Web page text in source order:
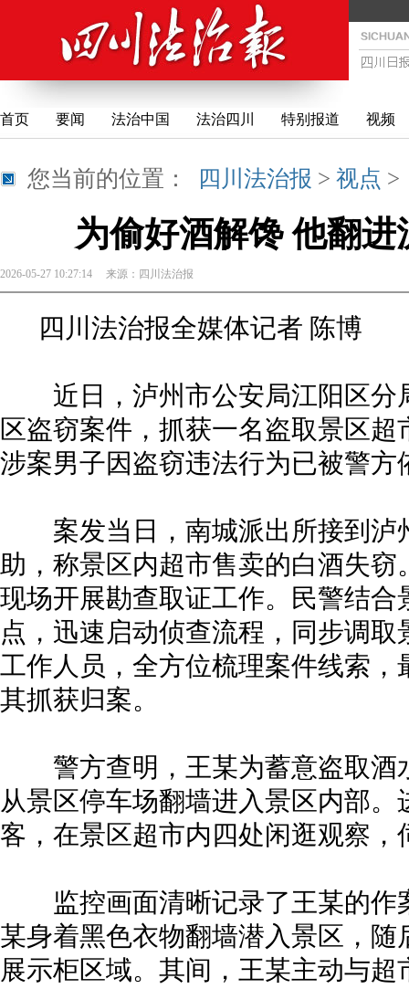
首页 要闻 法治中国 法治四川 特别报道 视频
您当前的位置： 四川法治报 > 视点
为偷好酒解馋 他翻
2026-05-27 10:27:14 来源： 四川法治报
四川法治报全媒体记者 陈博
近日，泸州市公安局江阳区分
区盗窃案件，抓获一名盗取景区
涉案男子因盗窃违法行为已被警
案发当日，南城派出所接到泸
助，称景区内超市售卖的白酒失
现场开展勘查取证工作。民警结
点，迅速启动侦查流程，同步调
工作人员，全方位梳理案件线索
其抓获归案。
警方查明，王某为蓄意盗取酒
从景区停车场翻墙进入景区内部
客，在景区超市内四处闲逛观察，
监控画面清晰记录了王某的作
某身着黑色衣物翻墙潜入景区，
展示柜区域。其间，王某主动与